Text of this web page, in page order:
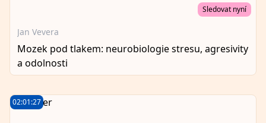
Sledovat nyní
Jan Vevera
Mozek pod tlakem: neurobiologie stresu, agresivity
a odolnosti
02:01:27